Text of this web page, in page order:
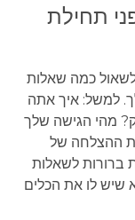
תחילת
לשאול כמה שאלות
למשל: איך אתה
מהי הגישה שלך
את ההצלחה של
ברורות לשאלות
שיש לו את הכלים